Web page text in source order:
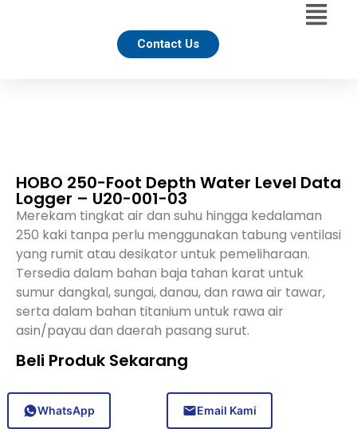
Contact Us
HOBO 250-Foot Depth Water Level Data
Logger – U20-001-03
Merekam tingkat air dan suhu hingga kedalaman
250 kaki tanpa perlu menggunakan tabung ventilasi
yang rumit atau desikator untuk pemeliharaan.
Tersedia dalam bahan baja tahan karat untuk
sumur dangkal, sungai, danau, dan rawa air tawar,
serta dalam bahan titanium untuk rawa air
asin/payau dan daerah pasang surut.
Beli Produk Sekarang
WhatsApp Email Kami